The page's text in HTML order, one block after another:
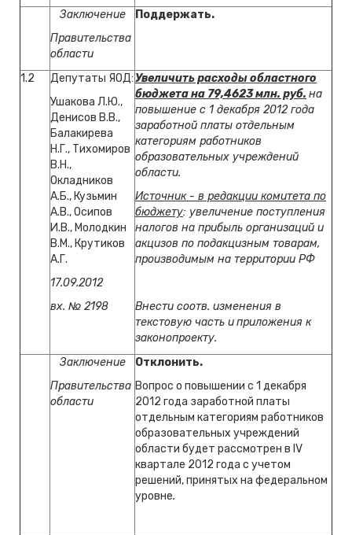
Заключение
Правительства
области
Поддержать.
1.2
Депутаты ЯОД:
Ушакова Л.Ю.,
Денисов В.В.,
Балакирева
Н.Г., Тихомиров
В.Н.,
Окладников
А.Б., Кузьмин
А.В., Осипов
И.В., Молодкин
В.М., Крутиков
А.Г.
17.09.2012
вх. № 2198
Увеличить расходы областного
бюджета на 79,4623 млн. руб. на
повышение с 1 декабря 2012 года
заработной платы отдельным
категориям работников
образовательных учреждений
области.
Источник - в редакции комитета по
бюджету: увеличение поступления
налогов на прибыль организаций и
акцизов по подакцизным товарам,
производимым на территории РФ
Внести соотв. изменения в
текстовую часть иприложения к
законопроекту.
Заключение
Правительства
области
Отклонить.
Вопрос о повышении с 1 декабря
2012 года заработной платы
отдельным категориям работников
образовательных учреждений
области будет рассмотрен в IV
квартале 2012 года с учетом
решений, принятых на федеральном
уровне.